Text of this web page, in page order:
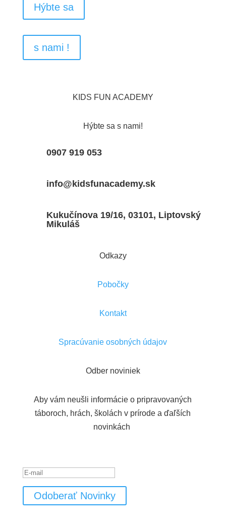
Hýbte sa
s nami !
KIDS FUN ACADEMY
Hýbte sa s nami!
0907 919 053
info@kidsfunacademy.sk
Kukučínova 19/16, 03101, Liptovský
Mikuláš
Odkazy
Pobočky
Kontakt
Spracúvanie osobných údajov
Odber noviniek
Aby vám neušli informácie o pripravovaných
táboroch, hrách, školách v prírode a ďaľších
novinkách
Odoberať Novinky